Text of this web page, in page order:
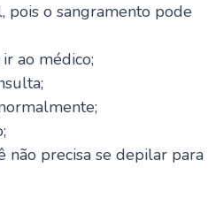
o sangramento pode
ao médico;
não precisa se depilar para